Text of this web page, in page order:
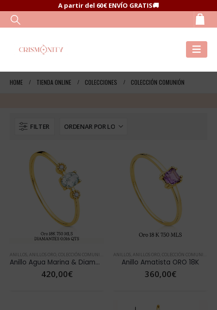
A partir del 60€ ENVÍO GRATIS🚚
HOME TIENDA ONLINE COLECCIONES COLECCIÓN COMUNIÓN
FILTER
ANILLOS ANILLOS ORO COLECCIÓN COMUNIÓN COLECCIÓN NOVIA ,COLECCIÓN ORO 18K,COLECCIONES
Anillo Agua Marina & Diamantes ORO 18K
420,00€
ANILLOS ANILLOS ORO COLECCIÓN COMUNIÓN
Anillo Amatista ORO 18K
360,00€